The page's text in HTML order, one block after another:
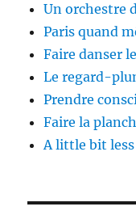
Un orchestre
Paris quand
Faire danser
Le regard-
Prendre
Faire la
A little bit less